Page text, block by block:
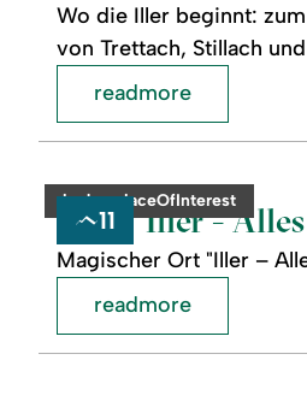
Wo die Iller beginnt:
von Trettach, Stillach
readmore
category:
badge.placeOfInterest
11 Iller -
Magischer Ort "Iller –
readmore:
Fluss
readmore